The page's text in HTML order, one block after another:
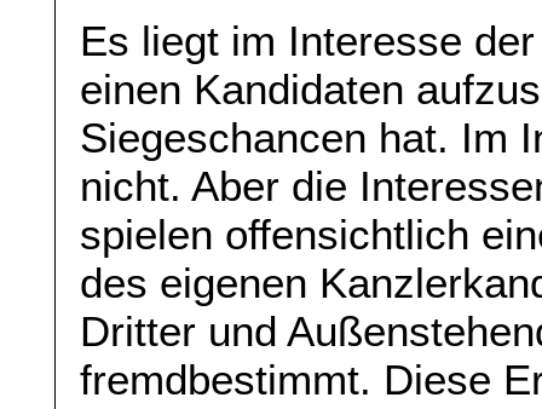
Es liegt im Interesse
einen Kandidaten
Siegeschancen hat. Im
nicht. Aber die
spielen offensichtlich
des eigenen
Dritter und
fremdbestimmt. Diese